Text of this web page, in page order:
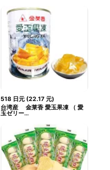
518 日元 (22.17 元)
台湾産 金莱香 愛玉果凍 （ 愛
玉ゼリー...